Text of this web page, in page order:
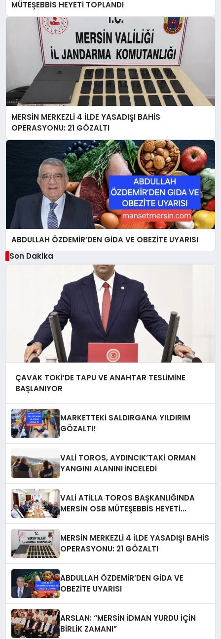
MÜTEŞEBBİS HEYETİ TOPLANDI
MERSİN MERKEZLİ 4 İLDE YASADIŞI BAHİS
OPERASYONU: 21 GÖZALTI
ABDULLAH ÖZDEMİR’DEN GİDA VE OBEZİTE UYARISI
Son Dakika
ÇAVAK TOKİ’DE TAPU VE ANAHTAR TESLİMİNE
BAŞLANIYOR
MARKETTEKİ SALDIRGANA YILDIRIM
GÖZALTI!
VALİ TOROS, AYDINCIK’TAKİ ORMAN
YANGINI ALANINI İNCELEDİ
VALİ ATİLLA TOROS BAŞKANLIĞINDA
MERSİN OSB MÜTEŞEBBİS HEYETİ
MERSİN MERKEZLİ 4 İLDE YASADIŞI BAHİS
OPERASYONU: 21 GÖZALTI
ABDULLAH ÖZDEMİR’DEN GİDA VE
OBEZİTE UYARISI
ARSLAN: “MERSİN İDMAN YURDU İÇİN
BİRLİK ZAMANI”